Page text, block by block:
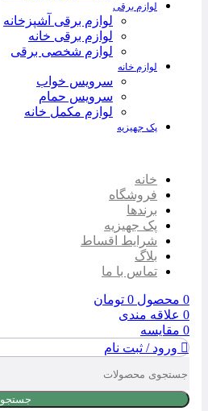
لوازم برقی
لوازم برقی آشپزخانه
لوازم برقی خانه
لوازم شخصی برقی
لوازم خانه
سرویس خواب
سرویس حمام
لوازم مکمل خانه
پک جهیزیه
خانه
فروشگاه
برندها
پک جهیزیه
شرایط اقساط
بلاگ
تماس با ما
0 محصول 0 تومان
0 علاقه مندی
0 مقایسه
ورود / ثبت نام
جستجو